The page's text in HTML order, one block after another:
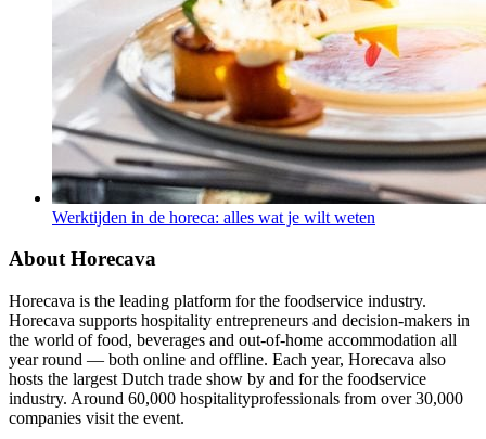
Werktijden in de horeca: alles wat je wilt weten
About Horecava
Horecava is the leading platform for the foodservice industry.
Horecava supports hospitality entrepreneurs and decision-makers in
the world of food, beverages and out-of-home accommodation all
year round — both online and offline. Each year, Horecava also
hosts the largest Dutch trade show by and for the foodservice
industry. Around 60,000 hospitalityprofessionals from over 30,000
companies visit the event.